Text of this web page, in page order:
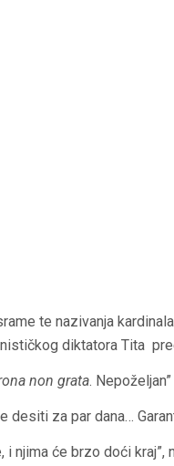
te nazivanja
diktatora Tita
non grata.
desiti za par dana…
i njima će brzo doći